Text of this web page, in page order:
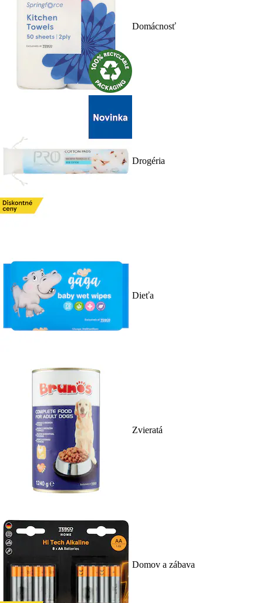
Domácnosť
Drogéria
Dieťa
Zvieratá
Domov a zábava